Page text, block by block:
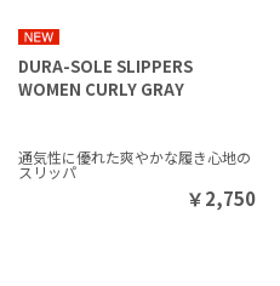
DURA-SOLE SLIPPERS
WOMEN CURLY GRAY
通気性に優れた爽やかな履き心地の
スリッパ
￥2,750